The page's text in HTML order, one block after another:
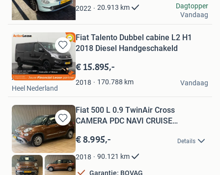
2022 20.913 km
Kj.s
Haarlem
Dagtopper
Vandaag
Bewaren
in
Mijn
Favorieten
Fiat Talento Dubbel cabine L2 H1
2018 Diesel Handgeschakeld
€ 15.895,-
2018 170.788 km
Action Lease
Heel Nederland
Vandaag
Bewaren
in
Mijn
Favorieten
Fiat 500 L 0.9 TwinAir Cross
CAMERA PDC NAVI CRUISE
€ 8.995,- Details
2018 90.121 km
Garantie: BOVAG